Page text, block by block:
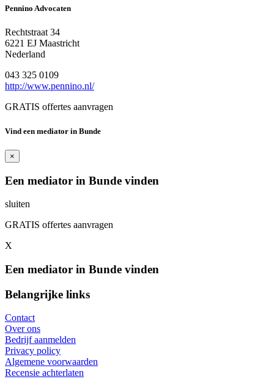
Pennino Advocaten
Rechtstraat 34
6221 EJ Maastricht
Nederland
043 325 0109
http://www.pennino.nl/
GRATIS offertes aanvragen
Vind een mediator in Bunde
×
Een mediator in Bunde vinden
sluiten
GRATIS offertes aanvragen
X
Een mediator in Bunde vinden
Belangrijke links
Contact
Over ons
Bedrijf aanmelden
Privacy policy
Algemene voorwaarden
Recensie achterlaten